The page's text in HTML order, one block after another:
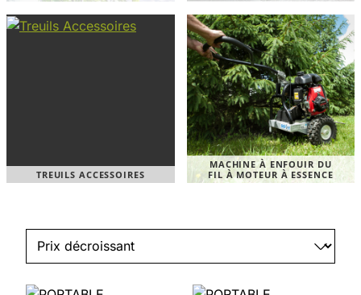
TREUILS ACCESSOIRES
MACHINE À ENFOUIR DU
FIL À MOTEUR À ESSENCE